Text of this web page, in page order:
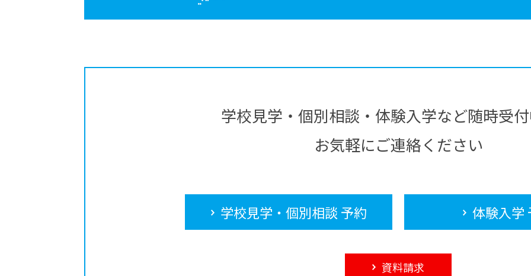
学校見学・個別相談・体験入学など随時受
お気軽にご連絡ください
学校見学・個別相談 予約 体験入学
資料請求